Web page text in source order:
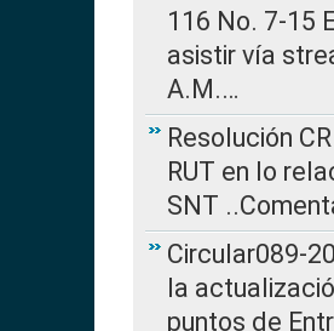
116 No. 7-15
asistir vía
A.M.…
Resolución
RUT en lo
SNT
Circular089-
la
puntos de